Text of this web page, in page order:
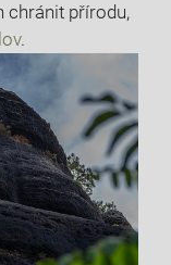
chránit přírodu,
.